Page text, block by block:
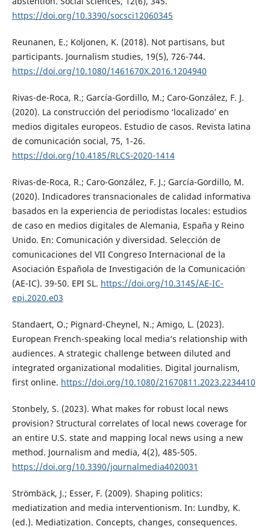
https://doi.org/10.3390/socsci12060345
Reunanen, E.; Koljonen, K. (2018). Not partisans, but
participants. Journalism studies, 19(5), 726-744.
https://doi.org/10.1080/1461670X.2016.1204940
Rivas-de-Roca, R.; García-Gordillo, M.; Caro-González, F. J.
(2020). La construcción del periodismo ‘localizado’ en
medios digitales europeos. Estudio de casos. Revista latina
de comunicación social, 75, 1-26.
https://doi.org/10.4185/RLCS-2020-1414
Rivas-de-Roca, R.; Caro-González, F. J.; García-Gordillo, M.
(2020). Indicadores transnacionales de calidad informativa
basados en la experiencia de periodistas locales: estudios
de caso en medios digitales de Alemania, España y Reino
Unido. En: Comunicación y diversidad. Selección de
comunicaciones del VII Congreso Internacional de la
Asociación Española de Investigación de la Comunicación
(AE-IC). 39-50. EPI SL. https://doi.org/10.3145/AE-IC-
epi.2020.e03
Standaert, O.; Pignard-Cheynel, N.; Amigo, L. (2023).
European French-speaking local media’s relationship with
audiences. A strategic challenge between diluted and
integrated organizational modalities. Digital journalism,
first online. https://doi.org/10.1080/21670811.2023.2234410
Stonbely, S. (2023). What makes for robust local news
provision? Structural correlates of local news coverage for
an entire U.S. state and mapping local news using a new
method. Journalism and media, 4(2), 485-505.
https://doi.org/10.3390/journalmedia4020031
Strömbäck, J.; Esser, F. (2009). Shaping politics:
mediatization and media interventionism. In: Lundby, K.
(ed.). Mediatization. Concepts, changes, consequences.